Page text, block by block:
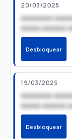
20/03/2025
xxxxxxxx
xxxxx xxxxxx
Desbloquear
19/03/2025
xxxxxxxx
xxxxx xxxxxx
Desbloquear